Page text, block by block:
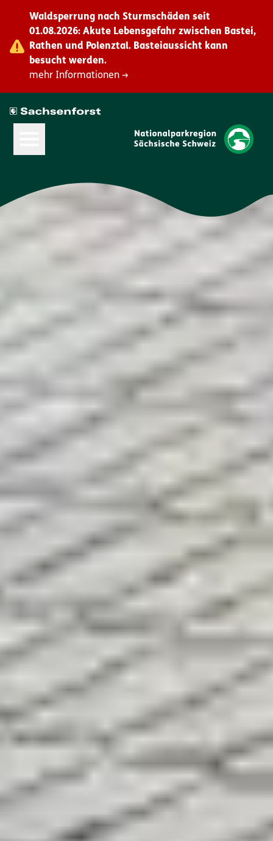
Waldsperrung nach Sturmschäden seit
01.08.2026: Akute Lebensgefahr zwischen Bastei,
Rathen und Polenztal. Basteiaussicht kann
besucht werden.
mehr Informationen →